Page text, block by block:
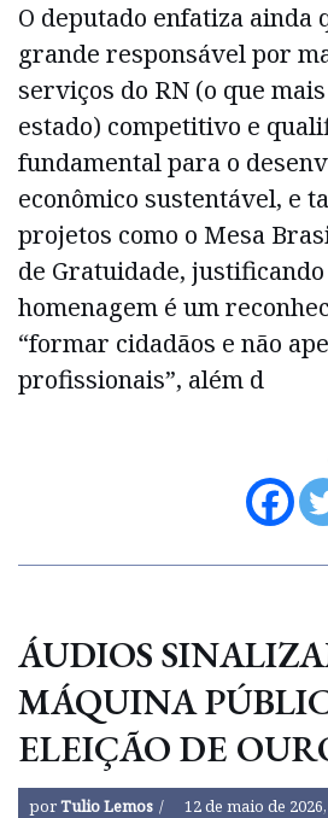
O deputado enfatiza ainda
grande responsável por
serviços do RN (o que
estado) competitivo e
fundamental para o
econômico sustentável, e
projetos como o Mesa
de Gratuidade,
homenagem é um
“formar cidadãos e não
profissionais”, além d
ÁUDIOS
MÁQUINA
ELEIÇÃO DE
porTulio Lemos 12 de maio de